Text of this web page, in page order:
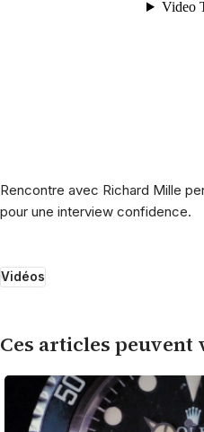
Rencontre avec Richard Mille
pour une interview confidence.
Vidéos
Ces articles peuvent